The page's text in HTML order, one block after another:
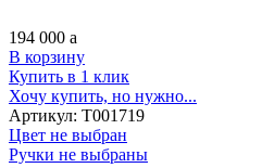
194 000 a
В корзину
Купить в 1 клик
Хочу купить, но нужно...
Артикул: Т001719
Цвет не выбран
Ручки не выбраны